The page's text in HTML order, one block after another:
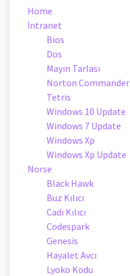
Home
İntranet
Bios
Dos
Mayın Tarlası
Norton Commander
Tetris
Windows 10 Update
Windows 7 Update
Windows Xp
Windows Xp Update
Norse
Black Hawk
Buz Kılıcı
Cadı Kılıcı
Codespark
Genesis
Hayalet Avcı
Lyoko Kodu